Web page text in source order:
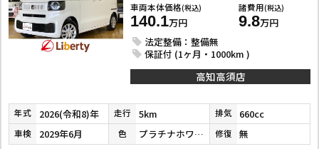
車両本体価格(税込)
140.1万円
諸費用(税込)
9.8万円
法定整備：整備無
保証付 (1ヶ月・1000km )
高知高須店
年式 2026(令和8)年 走行 5km 排気 660cc
車検 2029年6月 色 プラチナホワイトパール 修復 無